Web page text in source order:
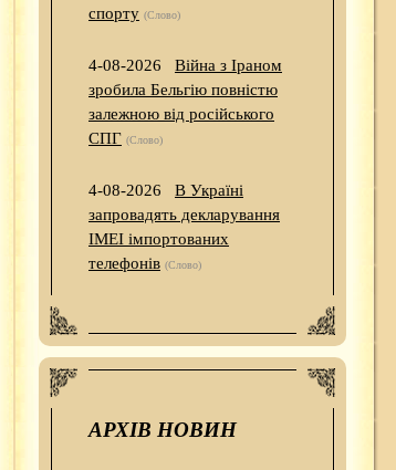
спорту (Слово)
4-08-2026
Війна з Іраном
зробила Бельгію повністю
залежною від російського
СПГ (Слово)
4-08-2026
В Україні
запровадять декларування
IMEI імпортованих
телефонів (Слово)
АРХІВ НОВИН